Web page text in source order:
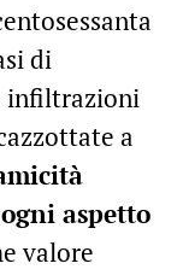
di
infiltrazioni
a
aspetto
valore